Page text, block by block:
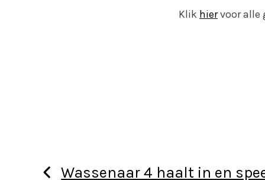
Klik hiervoor alle
Wassenaar 4 haalt in en